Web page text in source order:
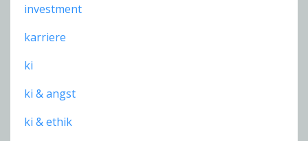
investment
karriere
ki
ki & angst
ki & ethik